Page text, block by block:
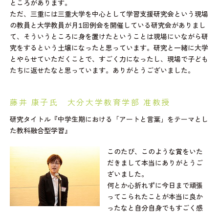
ところがあります。
ただ、三重には三重大学を中心として学習支援研究会という現場
の教員と大学教員が月1回例会を開催している研究会がありまし
て、そういうところに身を置けたということは現場にいながら研
究をするという土壌になったと思っています。研究と一緒に大学
とやらせていただくことで、すごく力になったし、現場で子ども
たちに返せたなと思っています。ありがとうございました。
藤井 康子氏 大分大学教育学部 准教授
研究タイトル『中学生期における「アートと言葉」をテーマとし
た教科融合型学習』
このたび、このような賞をいた
だきまして本当にありがとうご
ざいました。
何とか心折れずに今日まで頑張
ってこられたことが本当に良か
ったなと自分自身でもすごく感